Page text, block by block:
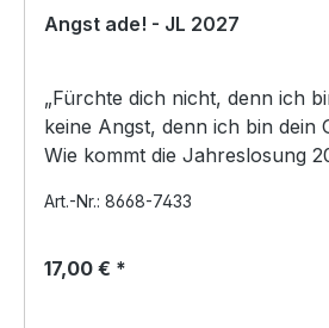
Angst ade! - JL 2027
„Fürchte dich nicht, denn ich
keine Angst, denn ich bin dein
Wie kommt die Jahreslosung
Art.-Nr.: 8668-7433
17,00 € *